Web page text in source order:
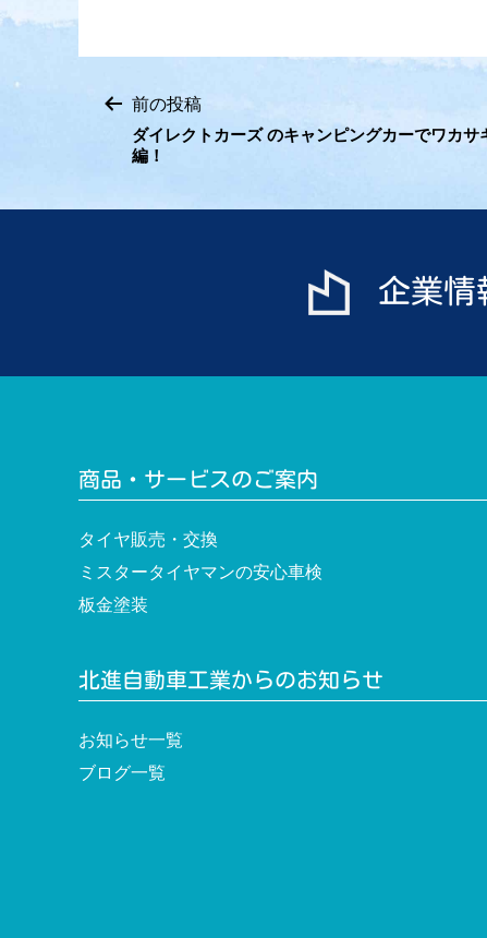
投
ン
前の投稿
ダイレクトカーズ のキャンピングカーでワカ
編！
企業情
商品・サービスのご案内
タイヤ販売・交換
ミスタータイヤマンの安心車検
板金塗装
北進自動車工業からのお知らせ
お知らせ一覧
ブログ一覧